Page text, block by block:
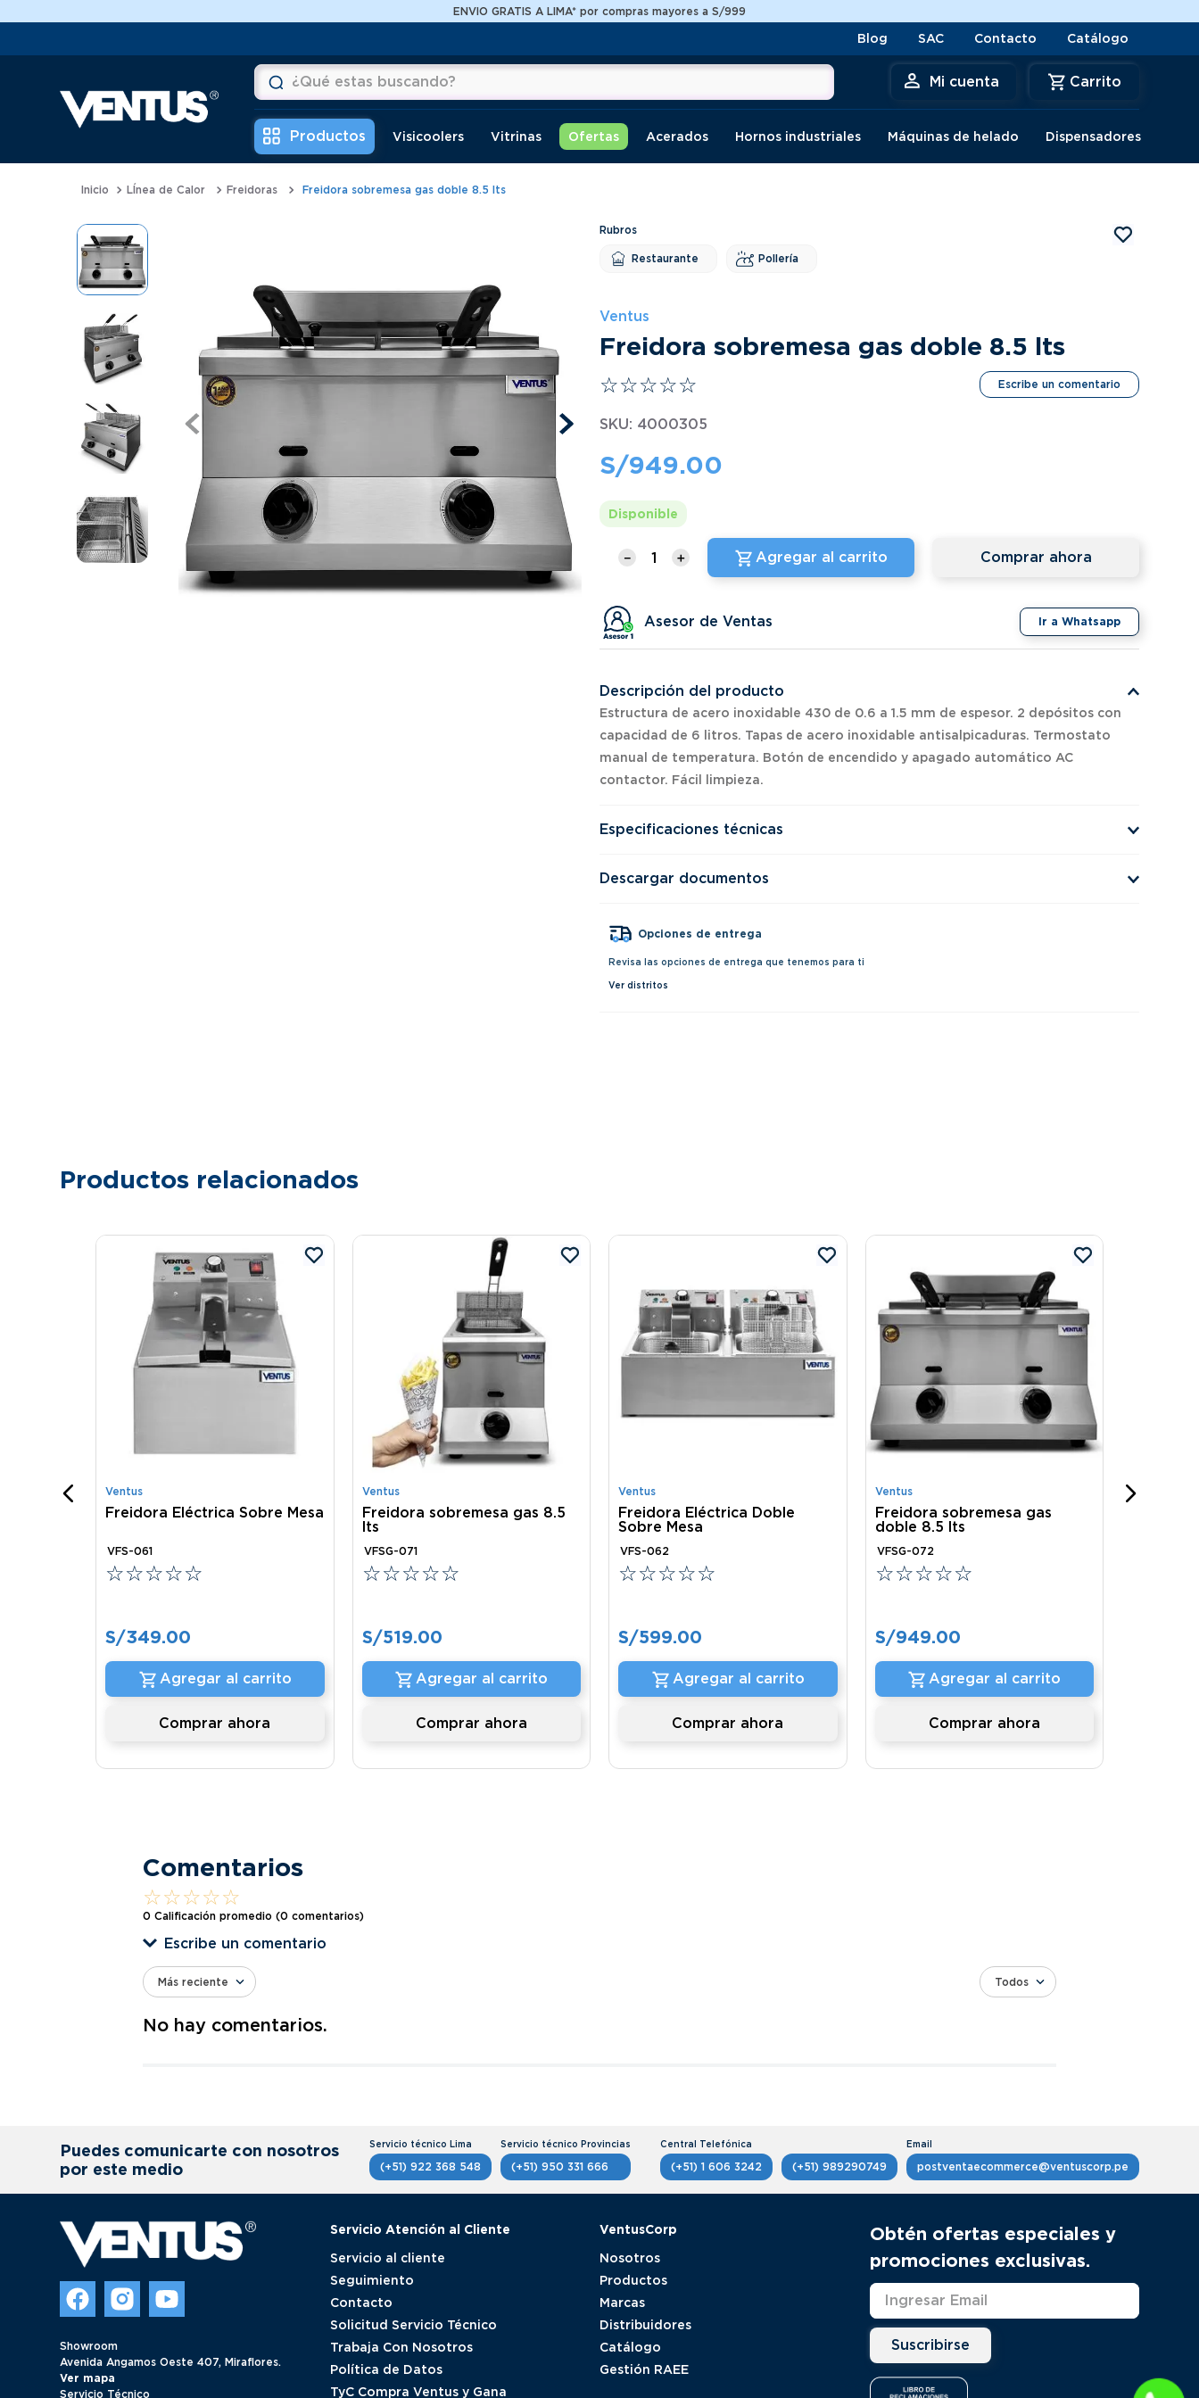
ENVIO GRATIS A LIMA* por compras mayores a S/999
Blog SAC Contacto Catálogo
¿Qué estas buscando?
Mi cuenta
Visicoolers Vitrinas Ofertas Acerados Hornos industriales Máquinas de helado Dispensadores
LÍnea de Calor Freidoras Freidora sobremesa gas doble 8.5 lts
Restaurante Pollería
Ventus
Freidora sobremesa gas doble 8.5 lts
☆☆☆☆☆ Escribe un comentario
SKU: 4000305
S/949.00
Disponible
＋
－ Agregar al carrito Comprar ahora
Asesor de Ventas Ir a Whatsapp
Descripción del producto
Estructura de acero inoxidable 430 de 0.6 a 1.5 mm de espesor. 2 depósitos con
capacidad de 6 litros. Tapas de acero inoxidable antisalpicaduras. Termostato
manual de temperatura. Botón de encendido y apagado automático AC
contactor. Fácil limpieza.
Especificaciones técnicas
Descargar documentos
Opciones de entrega
Revisa las opciones de entrega que tenemos para ti
Ver distritos
Productos relacionados
Ventus
Freidora Eléctrica Sobre Mesa
VFS-061
☆☆☆☆☆
S/349.00
Agregar al carrito
Comprar ahora
Ventus
Freidora sobremesa gas 8.5
lts
VFSG-071
☆☆☆☆☆
S/519.00
Agregar al carrito
Comprar ahora
Ventus
Freidora Eléctrica Doble
Sobre Mesa
VFS-062
☆☆☆☆☆
S/599.00
Agregar al carrito
Comprar ahora
Ventus
Freidora sobremesa gas
doble 8.5 lts
VFSG-072
☆☆☆☆☆
S/949.00
Agregar al carrito
Comprar ahora
Comentarios
☆☆☆☆☆
0 Calificación promedio (0 comentarios)
Escribe un comentario
Agregar comentario
Título
Tu nombre
Dirección de email
Más reciente Todos
No hay comentarios.
Puedes comunicarte con nosotros
por este medio
(+51) 922 368 548 (+51) 950 331 666 (+51) 1 606 3242 (+51) 989290749 postventaecommerce@ventuscorp.pe
Showroom
Avenida Angamos Oeste 407, Miraflores.
Ver mapa
Servicio Técnico
Servicio Atención al Cliente
Servicio al cliente
Seguimiento
Contacto
Solicitud Servicio Técnico
Trabaja Con Nosotros
Política de Datos
TyC Compra Ventus y Gana
VentusCorp
Nosotros
Productos
Marcas
Distribuidores
Catálogo
Gestión RAEE
Obtén ofertas especiales y
promociones exclusivas.
Suscribirse
Términos más buscados
5.
6. freidora